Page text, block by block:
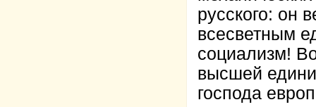
русского: он
всесветным
социализм!
высшей
господа